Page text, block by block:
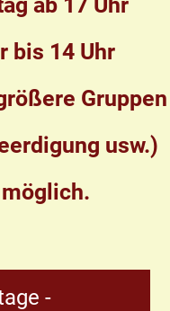
bis 14 Uhr
Gruppen
usw.)
-